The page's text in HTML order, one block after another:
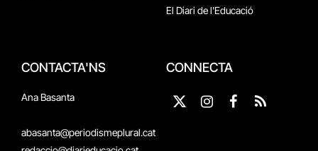
El Diari de l'Educació
CONTACTA'NS
Ana Basanta
abasanta@periodismeplural.cat
CONNECTA
X
Instagram
Facebook
RSS